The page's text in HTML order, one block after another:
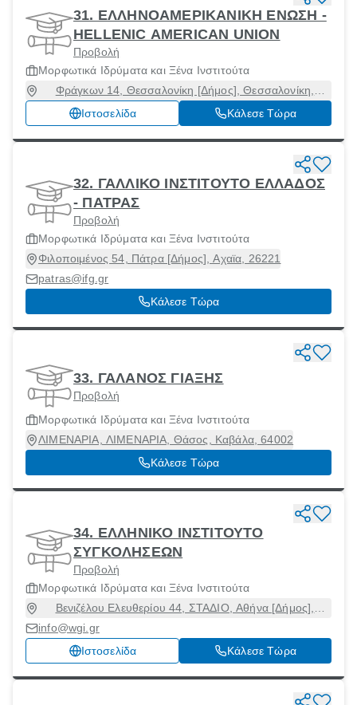
31. ΕΛΛΗΝΟΑΜΕΡΙΚΑΝΙΚΗ ΕΝΩΣΗ -
HELLENIC AMERICAN UNION
Προβολή
Μορφωτικά Ιδρύματα και Ξένα Ινστιτούτα
Φράγκων 14, Θεσσαλονίκη [Δήμος], Θεσσαλονίκη,
54626
Ιστοσελίδα Κάλεσε Τώρα
32. ΓΑΛΛΙΚΟ ΙΝΣΤΙΤΟΥΤΟ ΕΛΛΑΔΟΣ
- ΠΑΤΡΑΣ
Προβολή
Μορφωτικά Ιδρύματα και Ξένα Ινστιτούτα
Φιλοποιμένος 54, Πάτρα [Δήμος], Αχαϊα, 26221
patras@ifg.gr
Κάλεσε Τώρα
33. ΓΑΛΑΝΟΣ ΓΙΑΞΗΣ
Προβολή
Μορφωτικά Ιδρύματα και Ξένα Ινστιτούτα
ΛΙΜΕΝΑΡΙΑ, ΛΙΜΕΝΑΡΙΑ, Θάσος, Καβάλα, 64002
Κάλεσε Τώρα
34. ΕΛΛΗΝΙΚΟ ΙΝΣΤΙΤΟΥΤΟ
ΣΥΓΚΟΛΗΣΕΩΝ
Προβολή
Μορφωτικά Ιδρύματα και Ξένα Ινστιτούτα
Βενιζέλου Ελευθερίου 44, ΣΤΑΔΙΟ, Αθήνα [Δήμος],
info@wgi.gr
Ιστοσελίδα
Κάλεσε Τώρα